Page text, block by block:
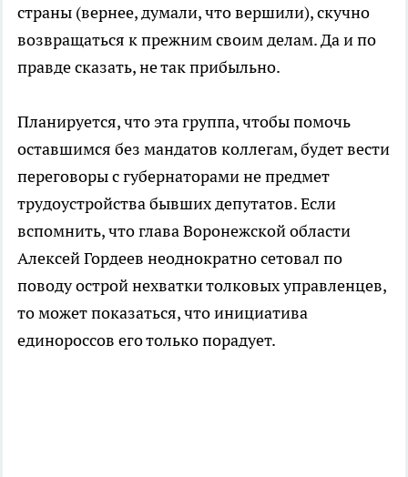
страны (вернее, думали, что вершили), скучно
возвращаться к прежним своим делам. Да и по
правде сказать, не так прибыльно.
Планируется, что эта группа, чтобы помочь
оставшимся без мандатов коллегам, будет вести
переговоры с губернаторами не предмет
трудоустройства бывших депутатов. Если
вспомнить, что глава Воронежской области
Алексей Гордеев неоднократно сетовал по
поводу острой нехватки толковых управленцев,
то может показаться, что инициатива
единороссов его только порадует.